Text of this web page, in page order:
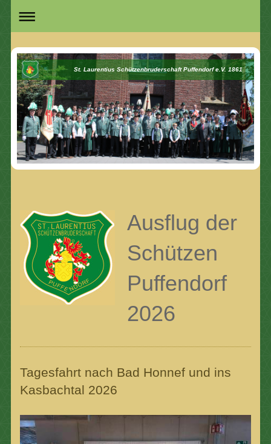
St. Laurentius Schützenbruderschaft Puffendorf e.V. 1861
Ausflug der
Schützen
Puffendorf
2026
Tagesfahrt nach Bad Honnef und ins
Kasbachtal 2026